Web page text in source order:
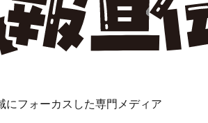
にフォーカスした専門メディア